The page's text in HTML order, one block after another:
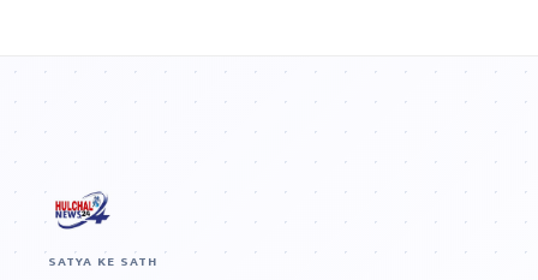
SATYA KE SATH